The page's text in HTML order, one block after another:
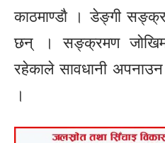
काठमाण्डाै । डेङ्गी
छन् । सङ्क्रमण
रहेकाले सावधानी
।